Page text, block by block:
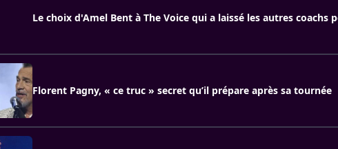
Le choix d'Amel Bent à The Voice qui a laissé les autres coachs
Florent Pagny, « ce truc » secret qu’il prépare après sa tournée